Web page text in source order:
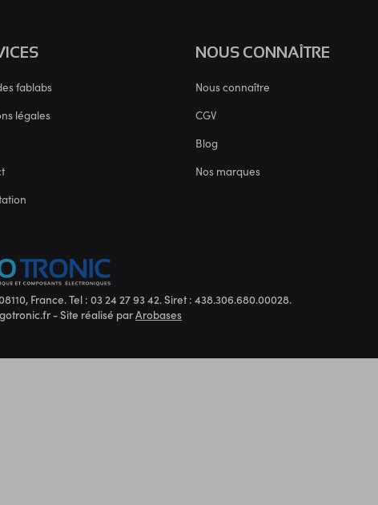
fablabs
légales
NOUS CONNAÎTRE
Nous connaître
CGV
Blog
Nos marques
France. Tel : 03 24 27 93 42. Siret : 438.306.680.00028.
- Site réalisé parArobases